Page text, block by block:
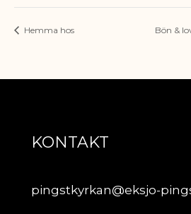
Hemma hos Bön &
KONTAKT
pingstkyrkan@eksjo-